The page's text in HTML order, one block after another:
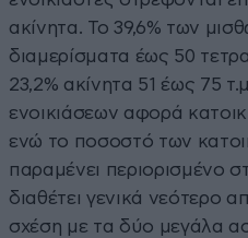
ακίνητα. Το 39,6% των
διαμερίσματα έως 50
23,2% ακίνητα 51 έως 75
ενοικιάσεων αφορά
ενώ το ποσοστό των
παραμένει περιορισμένο
διαθέτει γενικά νεότερο
σχέση με τα δύο μεγάλα